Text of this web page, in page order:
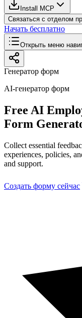
Install MCP
Связаться с отделом
Начать бесплатно
Открыть меню
Генератор форм
AI-генератор форм
Free AI
Form
Collect essential
experiences, policies,
and support.
Создать форму сейчас